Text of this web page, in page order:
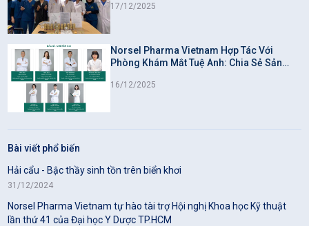
Thị Lực
17/12/2025
Norsel Pharma Vietnam Hợp Tác Với
Phòng Khám Mắt Tuệ Anh: Chia Sẻ Sản
16/12/2025
Bài viết phổ biến
Hải cẩu - Bậc thầy sinh tồn trên biển khơi
31/12/2024
Norsel Pharma Vietnam tự hào tài trợ Hội nghị Khoa học Kỹ thuật
lần thứ 41 của Đại học Y Dược TP.HCM